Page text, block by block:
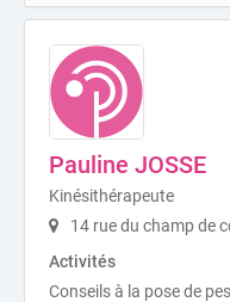
Pauline JOSSE
Kinésithérapeute
14 rue du champ de
Activités
Conseils à la pose de